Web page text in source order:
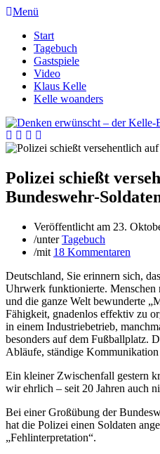
Menü
Start
Tagebuch
Gastspiele
Video
Klaus Kelle
Kelle woanders
Polizei schießt
Bundeswehr-
Veröffentlicht am 23.
/unterTagebuch
/mit 18 Kommentaren
Deutschland, Sie erinnern sich,
Uhrwerk funktionierte.
und die ganze Welt bewunderte
Fähigkeit, gnadenlos effektiv zu
in einem Industriebetrieb,
besonders auf dem Fußballplatz.
Abläufe, ständige
Ein kleiner Zwischenfall gestern
wir ehrlich – seit 20 Jahren auch
Bei einer Großübung der
hat die Polizei einen Soldaten
„Fehlinterpretation“.